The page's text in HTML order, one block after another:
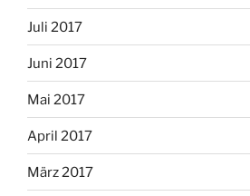
Juli 2017
Juni 2017
Mai 2017
April 2017
März 2017